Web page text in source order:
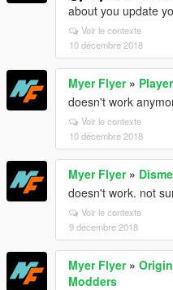
about you update
Voir le contexte
10 décembre 2018
Myer Flyer»
doesn't work
Voir le contexte
10 décembre 2018
Myer Flyer»
doesn't work. not
Voir le contexte
9 décembre 2018
Myer Flyer»
Modders